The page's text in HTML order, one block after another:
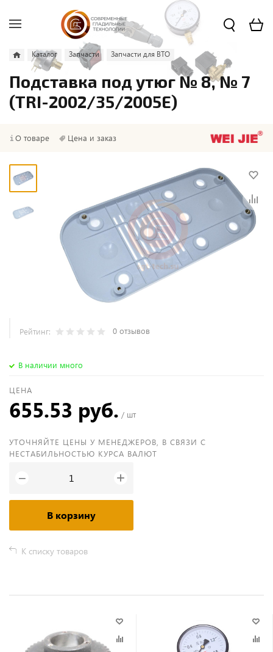
Каталог Запчасти Запчасти для ВТО
Подставка под утюг № 8, № 7
(TRI-2002/35/2005E)
О товаре Цена и заказ
Рейтинг: 0 отзывов
В наличии много
ЦЕНА
655.53 руб. / шт
УТОЧНЯЙТЕ ЦЕНЫ У МЕНЕДЖЕРОВ, В СВЯЗИ С
НЕСТАБИЛЬНОСТЬЮ КУРСА ВАЛЮТ
− +
В корзину
К списку товаров